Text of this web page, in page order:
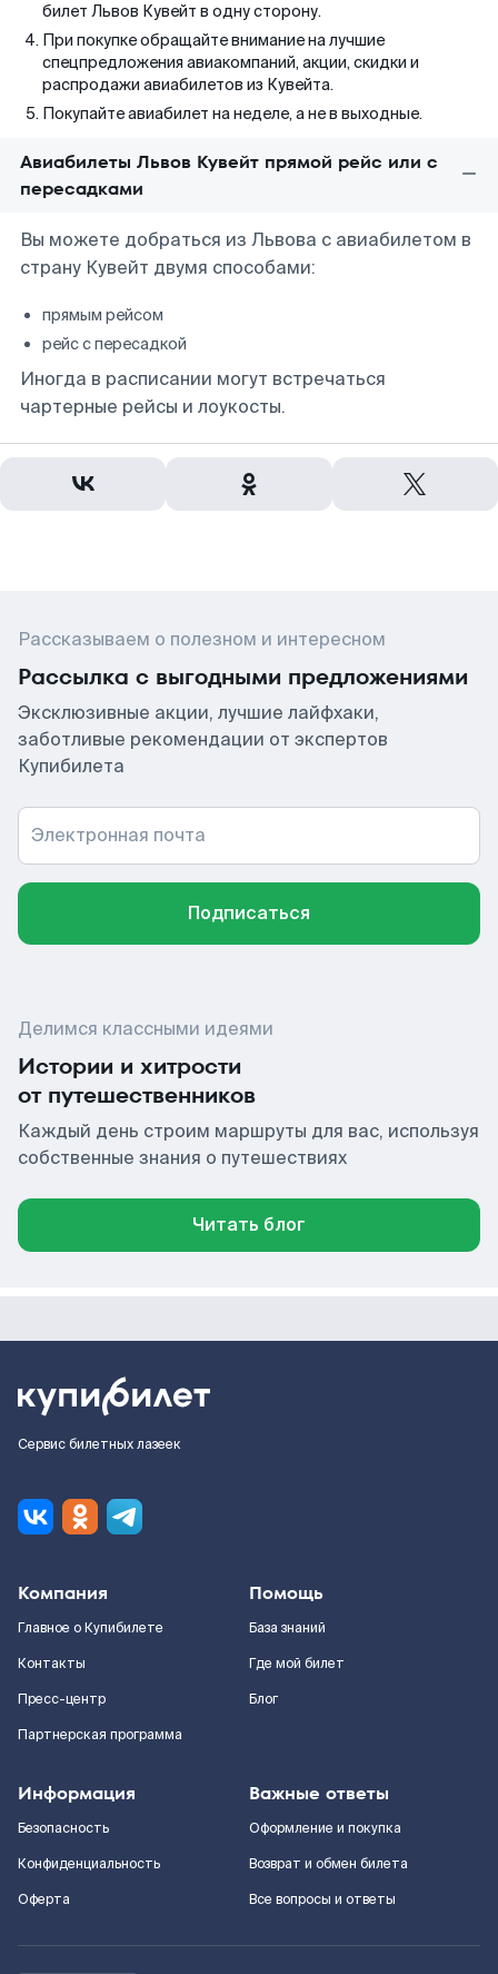
билет Львов Кувейт в одну сторону.
При покупке обращайте внимание на лучшие
спецпредложения авиакомпаний, акции, скидки и
распродажи авиабилетов из Кувейта.
Покупайте авиабилет на неделе, а не в выходные.
Авиабилеты Львов Кувейт прямой рейс или с
пересадками
Вы можете добраться из Львова с авиабилетом в
страну Кувейт двумя способами:
прямым рейсом
рейс с пересадкой
Иногда в расписании могут встречаться
чартерные рейсы и лоукосты.
Рассказываем о полезном и интересном
Рассылка с выгодными предложениями
Эксклюзивные акции, лучшие лайфхаки,
заботливые рекомендации от экспертов
Купибилета
Электронная почта
Подписаться
Делимся классными идеями
Истории и хитрости
от путешественников
Каждый день строим маршруты для вас, используя
собственные знания о путешествиях
Читать блог
Сервис билетных лазеек
Компания
Главное о Купибилете
Контакты
Пресс-центр
Партнерская программа
Помощь
База знаний
Где мой билет
Блог
Информация
Безопасность
Конфиденциальность
Оферта
Важные ответы
Оформление и покупка
Возврат и обмен билета
Все вопросы и ответы